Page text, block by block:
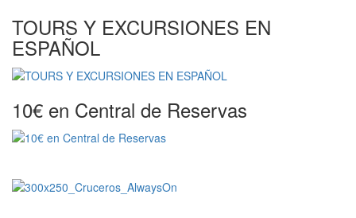
TOURS Y EXCURSIONES EN
ESPAÑOL
10€ en Central de Reservas